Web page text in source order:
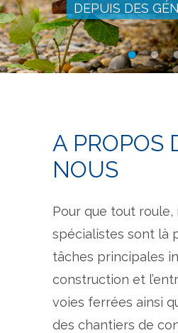
DEPUIS DES
A PROPOS
NOUS
Pour que tout roule,
spécialistes sont là
tâches principales
construction et
voies ferrées ainsi
des chantiers de